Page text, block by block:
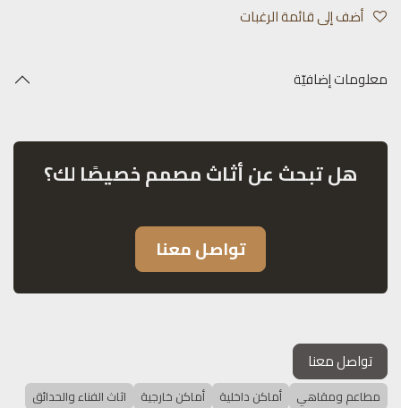
أضف إلى قائمة الرغبات
معلومات إضافيّة
هل تبحث عن أثاث مصمم خصيصًا لك؟
تواصل معنا
تواصل معنا
مطاعم ومقاهي أماكن داخلية أماكن خارجية
اثاث الفناء والحدائق